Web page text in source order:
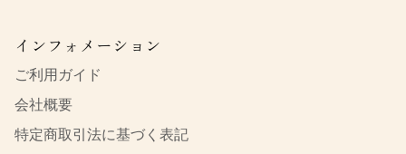
インフォメーション
ご利用ガイド
会社概要
特定商取引法に基づく表記